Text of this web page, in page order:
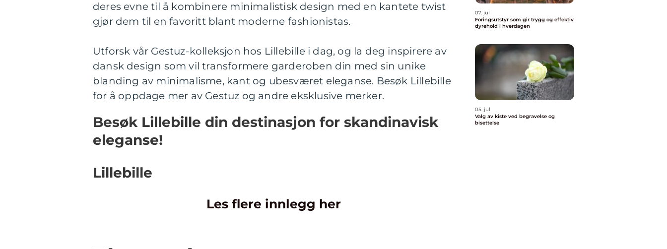
deres evne til å kombinere minimalistisk design med en kantete twist
gjør dem til en favoritt blant moderne fashionistas.
Utforsk vår Gestuz-kolleksjon hos Lillebille i dag, og la deg inspirere av
dansk design som vil transformere garderoben din med sin unike
blanding av minimalisme, kant og ubesværet eleganse. Besøk Lillebille
for å oppdage mer av Gestuz og andre eksklusive merker.
Besøk Lillebille din destinasjon for skandinavisk
eleganse!
Lillebille
Les flere innlegg her
07. jul
Foringsutstyr som gir trygg og effektiv
dyrehold i hverdagen
05. jul
Valg av kiste ved begravelse og
bisettelse